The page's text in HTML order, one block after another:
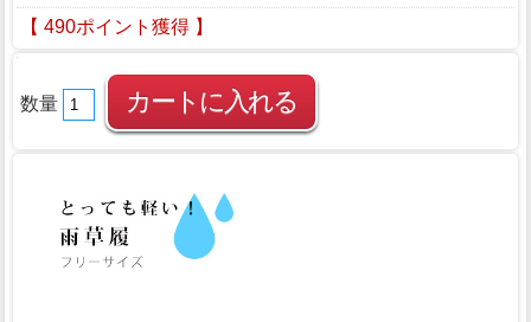
【 490ポイント獲得 】
数量